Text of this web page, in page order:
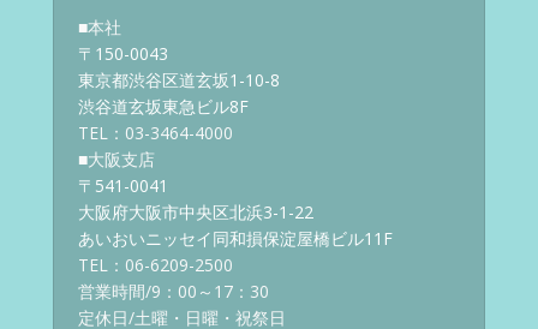
■本社
〒150-0043
東京都渋谷区道玄坂1-10-8
渋谷道玄坂東急ビル8F
TEL：03-3464-4000
■大阪支店
〒541-0041
大阪府大阪市中央区北浜3-1-22
あいおいニッセイ同和損保淀屋橋ビル11F
TEL：06-6209-2500
営業時間/9：00～17：30
定休日/土曜・日曜・祝祭日